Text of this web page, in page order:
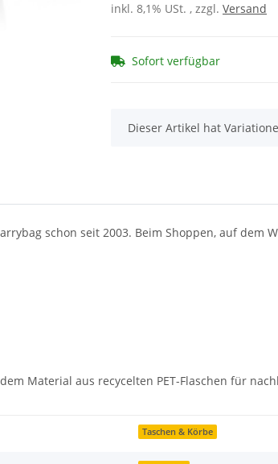
inkl. 8,1% USt. , zzgl. Versand
Sofort verfügbar
x
Dieser Artikel hat
schon seit 2003. Beim Shoppen, auf dem
Material aus recycelten PET-Flaschen für
Taschen & Körbe